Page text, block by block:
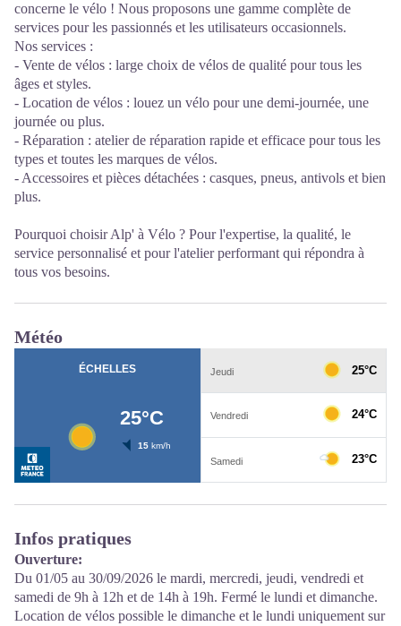
concerne le vélo ! Nous proposons une gamme complète de
services pour les passionnés et les utilisateurs occasionnels.
Nos services :
- Vente de vélos : large choix de vélos de qualité pour tous les
âges et styles.
- Location de vélos : louez un vélo pour une demi-journée, une
journée ou plus.
- Réparation : atelier de réparation rapide et efficace pour tous les
types et toutes les marques de vélos.
- Accessoires et pièces détachées : casques, pneus, antivols et bien
plus.
Pourquoi choisir Alp' à Vélo ? Pour l'expertise, la qualité, le
service personnalisé et pour l'atelier performant qui répondra à
tous vos besoins.
Météo
Infos pratiques
Ouverture:
Du 01/05 au 30/09/2026 le mardi, mercredi, jeudi, vendredi et
samedi de 9h à 12h et de 14h à 19h. Fermé le lundi et dimanche.
Location de vélos possible le dimanche et le lundi uniquement sur